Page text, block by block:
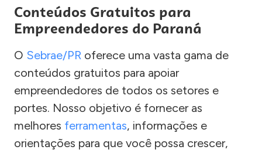
Conteúdos Gratuitos para
Empreendedores do Paraná
O Sebrae/PR oferece uma vasta gama de
conteúdos gratuitos para apoiar
empreendedores de todos os setores e
portes. Nosso objetivo é fornecer as
melhores ferramentas, informações e
orientações para que você possa crescer,